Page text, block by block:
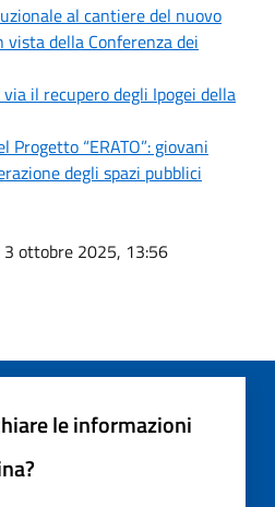
al cantiere del nuovo
vista della Conferenza dei
il recupero degli Ipogei della
Progetto “ERATO”: giovani
degli spazi pubblici
3 ottobre 2025, 13:56
le informazioni